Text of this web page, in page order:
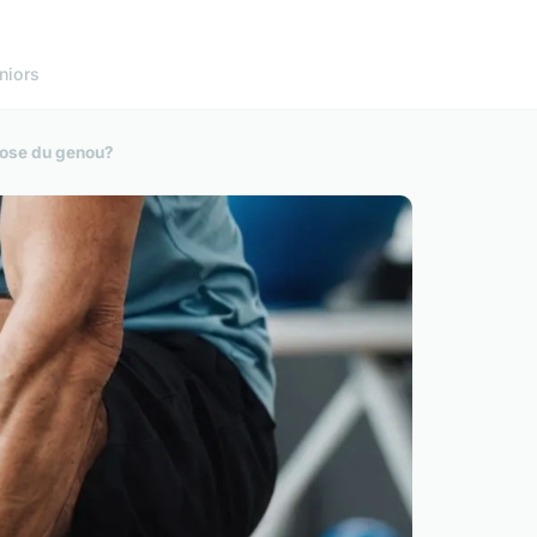
du genou?